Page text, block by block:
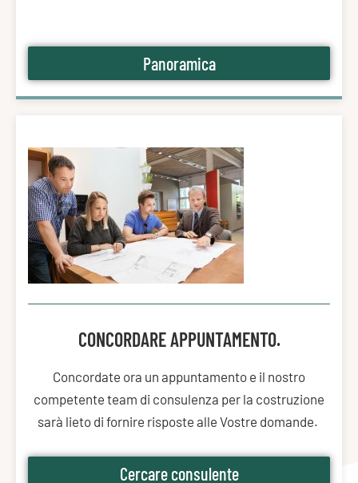
Panoramica
CONCORDARE APPUNTAMENTO.
Concordate ora un appuntamento e il nostro
competente team di consulenza per la costruzione
sarà lieto di fornire risposte alle Vostre domande.
Cercare consulente